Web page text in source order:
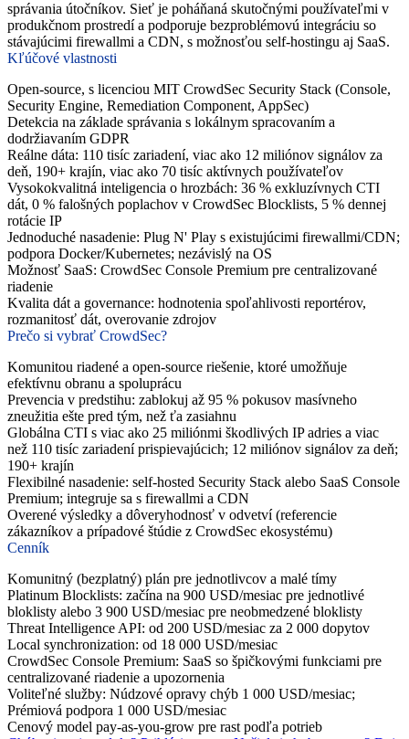
správania útočníkov. Sieť je poháňaná skutočnými používateľmi v
produkčnom prostredí a podporuje bezproblémovú integráciu so
stávajúcimi firewallmi a CDN, s možnosťou self-hostingu aj SaaS.
Kľúčové vlastnosti
Open-source, s licenciou MIT CrowdSec Security Stack (Console,
Security Engine, Remediation Component, AppSec)
Detekcia na základe správania s lokálnym spracovaním a
dodržiavaním GDPR
Reálne dáta: 110 tisíc zariadení, viac ako 12 miliónov signálov za
deň, 190+ krajín, viac ako 70 tisíc aktívnych používateľov
Vysokokvalitná inteligencia o hrozbách: 36 % exkluzívnych CTI
dát, 0 % falošných poplachov v CrowdSec Blocklists, 5 % dennej
rotácie IP
Jednoduché nasadenie: Plug N' Play s existujúcimi firewallmi/CDN;
podpora Docker/Kubernetes; nezávislý na OS
Možnosť SaaS: CrowdSec Console Premium pre centralizované
riadenie
Kvalita dát a governance: hodnotenia spoľahlivosti reportérov,
rozmanitosť dát, overovanie zdrojov
Prečo si vybrať CrowdSec?
Komunitou riadené a open-source riešenie, ktoré umožňuje
efektívnu obranu a spoluprácu
Prevencia v predstihu: zablokuj až 95 % pokusov masívneho
zneužitia ešte pred tým, než ťa zasiahnu
Globálna CTI s viac ako 25 miliónmi škodlivých IP adries a viac
než 110 tisíc zariadení prispievajúcich; 12 miliónov signálov za deň;
190+ krajín
Flexibilné nasadenie: self-hosted Security Stack alebo SaaS Console
Premium; integruje sa s firewallmi a CDN
Overené výsledky a dôveryhodnosť v odvetví (referencie
zákazníkov a prípadové štúdie z CrowdSec ekosystému)
Cenník
Komunitný (bezplatný) plán pre jednotlivcov a malé tímy
Platinum Blocklists: začína na 900 USD/mesiac pre jednotlivé
bloklisty alebo 3 900 USD/mesiac pre neobmedzené bloklisty
Threat Intelligence API: od 200 USD/mesiac za 2 000 dopytov
Local synchronization: od 18 000 USD/mesiac
CrowdSec Console Premium: SaaS so špičkovými funkciami pre
centralizované riadenie a upozornenia
Voliteľné služby: Núdzové opravy chýb 1 000 USD/mesiac;
Prémiová podpora 1 000 USD/mesiac
Cenový model pay-as-you-grow pre rast podľa potrieb